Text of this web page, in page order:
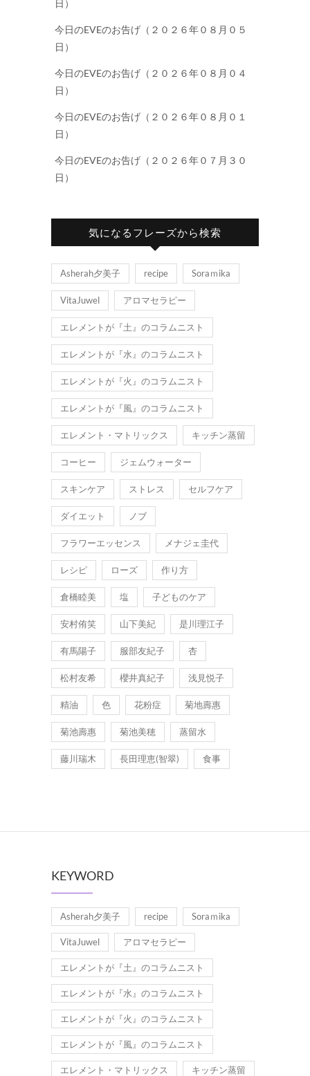
日）
今日のEVEのお告げ（２０２６年０８月０５
日）
今日のEVEのお告げ（２０２６年０８月０４
日）
今日のEVEのお告げ（２０２６年０８月０１
日）
今日のEVEのお告げ（２０２６年０７月３０
日）
気になるフレーズから検索
Asherah夕美子 recipe Soraｍika
VitaJuwel アロマセラピー
エレメントが『土』のコラムニスト
エレメントが『水』のコラムニスト
エレメントが『火』のコラムニスト
エレメントが『風』のコラムニスト
エレメント・マトリックス キッチン蒸留
コーヒー ジェムウォーター
スキンケア ストレス セルフケア
ダイエット ノブ
フラワーエッセンス メナジェ圭代
レシピ ローズ 作り方
倉橋睦美 塩 子どものケア
安村侑笑 山下美紀 是川理江子
有馬陽子 服部友紀子 杏
松村友希 櫻井真紀子 浅見悦子
精油 色 花粉症 菊地壽惠
菊池壽惠 菊池美穂 蒸留水
藤川瑞木 長田理恵(智翠) 食事
KEYWORD
Asherah夕美子 recipe Soraｍika
VitaJuwel アロマセラピー
エレメントが『土』のコラムニスト
エレメントが『水』のコラムニスト
エレメントが『火』のコラムニスト
エレメントが『風』のコラムニスト
エレメント・マトリックス キッチン蒸留